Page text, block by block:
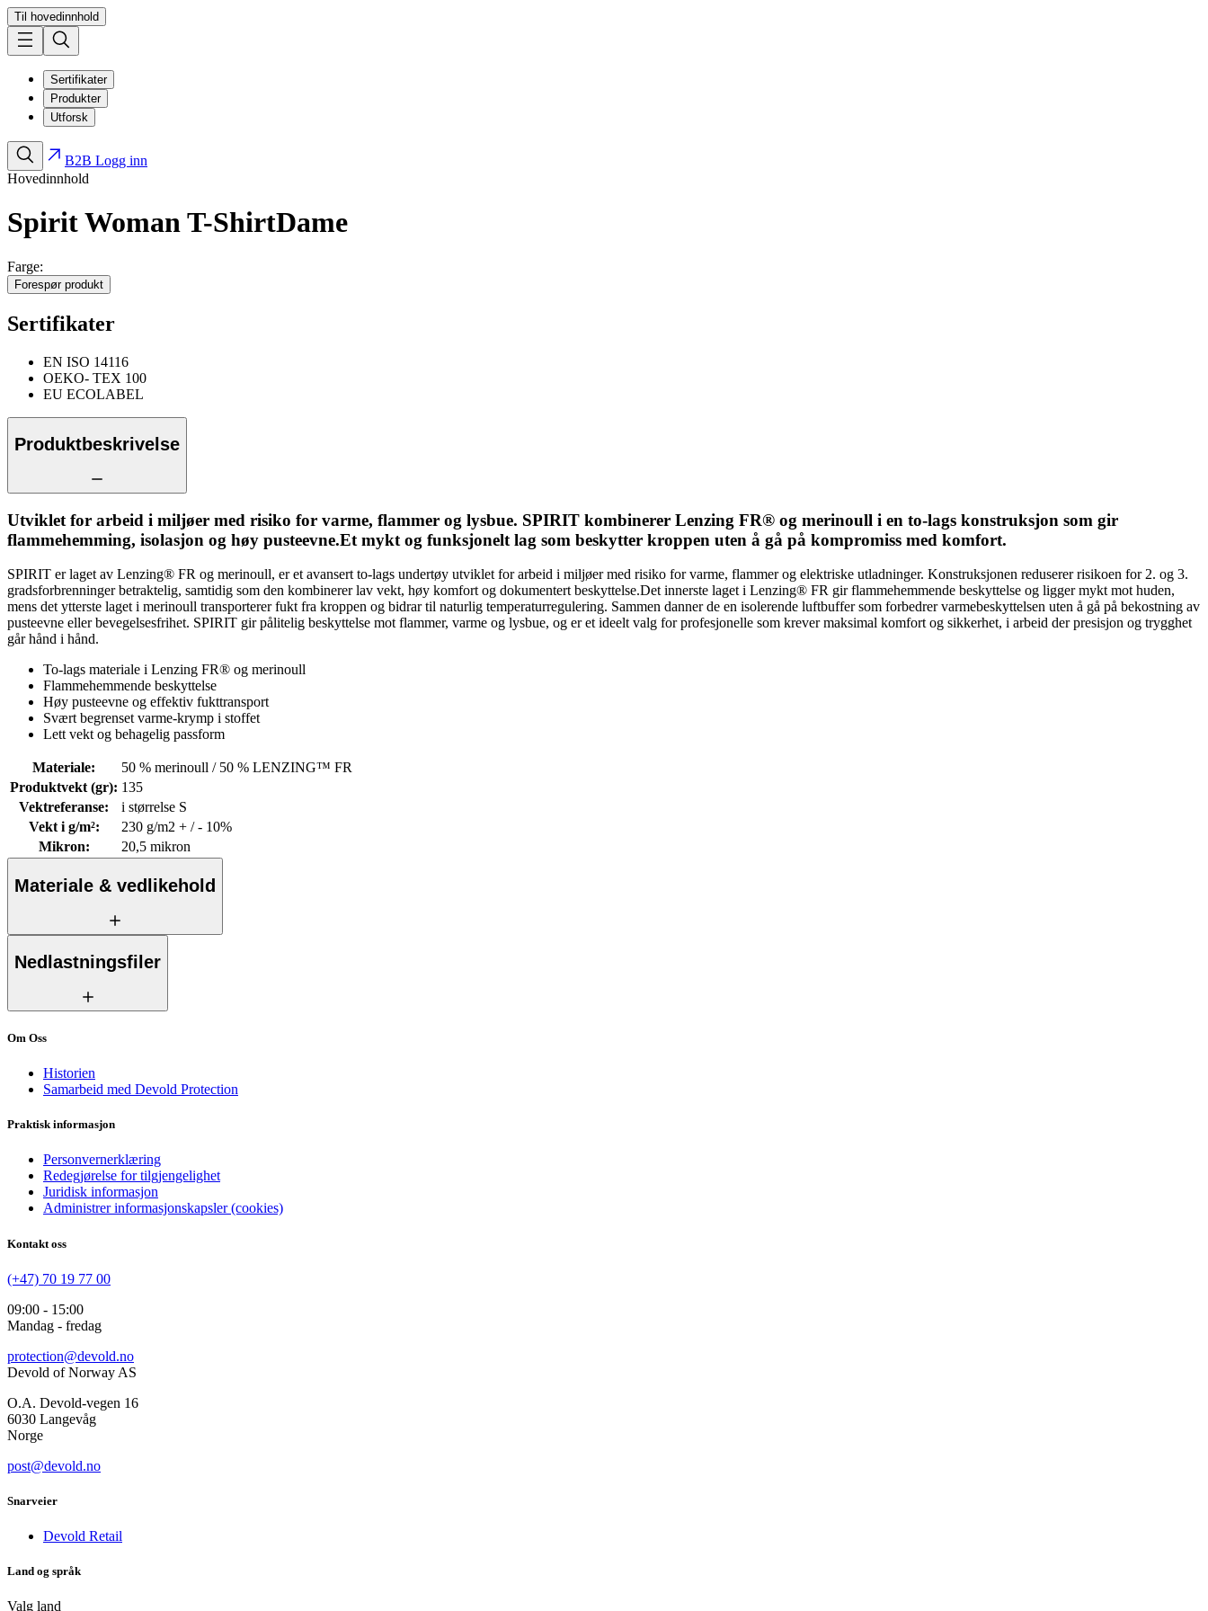
Til hovedinnhold
Sertifikater
Produkter
Utforsk
B2B Logg inn
Hovedinnhold
Spirit Woman T-ShirtDame
Farge:
Forespør produkt
Sertifikater
EN ISO 14116
OEKO- TEX 100
EU ECOLABEL
Produktbeskrivelse
Utviklet for arbeid i miljøer med risiko for varme, flammer og lysbue. SPIRIT kombinerer Lenzing FR® og merinoull i en to-lags konstruksjon som gir
flammehemming, isolasjon og høy pusteevne.Et mykt og funksjonelt lag som beskytter kroppen uten å gå på kompromiss med komfort.
SPIRIT er laget av Lenzing® FR og merinoull, er et avansert to-lags undertøy utviklet for arbeid i miljøer med risiko for varme, flammer og elektriske utladninger. Konstruksjonen reduserer risikoen for 2. og 3.
gradsforbrenninger betraktelig, samtidig som den kombinerer lav vekt, høy komfort og dokumentert beskyttelse.Det innerste laget i Lenzing® FR gir flammehemmende beskyttelse og ligger mykt mot huden,
mens det ytterste laget i merinoull transporterer fukt fra kroppen og bidrar til naturlig temperaturregulering. Sammen danner de en isolerende luftbuffer som forbedrer varmebeskyttelsen uten å gå på bekostning av
pusteevne eller bevegelsesfrihet. SPIRIT gir pålitelig beskyttelse mot flammer, varme og lysbue, og er et ideelt valg for profesjonelle som krever maksimal komfort og sikkerhet, i arbeid der presisjon og trygghet
går hånd i hånd.
To-lags materiale i Lenzing FR® og merinoull
Flammehemmende beskyttelse
Høy pusteevne og effektiv fukttransport
Svært begrenset varme-krymp i stoffet
Lett vekt og behagelig passform
Materiale:
50 % merinoull / 50 % LENZING™ FR
Produktvekt (gr): 135
Vektreferanse:
i størrelse S
Vekt i g/m²:
230 g/m2 + / - 10%
Mikron: 20,5 mikron
Materiale & vedlikehold
Nedlastningsfiler
Om Oss
Historien
Samarbeid med Devold Protection
Praktisk informasjon
Personvernerklæring
Redegjørelse for tilgjengelighet
Juridisk informasjon
Administrer informasjonskapsler (cookies)
Kontakt oss
(+47) 70 19 77 00
09:00 - 15:00
Mandag - fredag
protection@devold.no
Devold of Norway AS
O.A. Devold-vegen 16
6030 Langevåg
Norge
post@devold.no
Snarveier
Devold Retail
Land og språk
Valg land